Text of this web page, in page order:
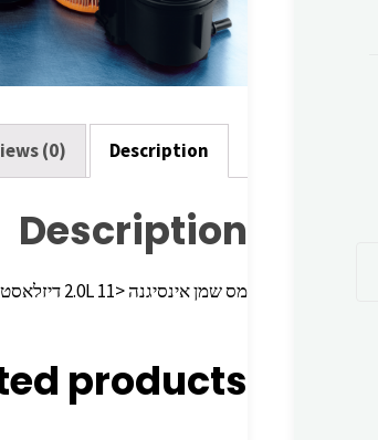
Description
(0)
Description
מס שמן אינסיגנה <2.0L 11 דיזלאסטרה <12,קסקדה <13,זפירה <11
products